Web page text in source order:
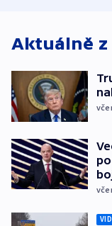
Aktuálně